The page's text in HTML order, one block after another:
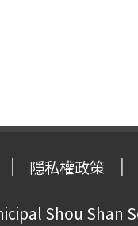
隱私權政策
Shou Shan